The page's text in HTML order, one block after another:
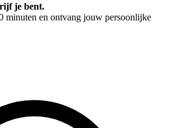
je bent.
minuten en ontvang jouw persoonlijke